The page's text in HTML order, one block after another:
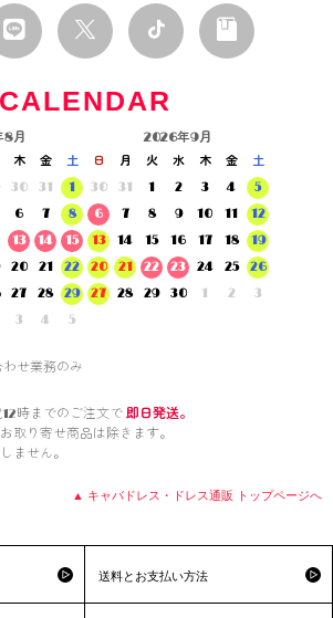
CALENDAR
月
木 金
土
30 31
1
6 7
8
13 14
15
20 21
22
27 28
29
3 4 5
2026年9月
日 月 火 水 木 金
土
30
31 1 2 3 4
5
6
7 8 9 10 11
12
13
14 15 16 17 18
19
20
21 22 23 24 25
26
27
28 29 30 1 2 3
せ業務のみ
時までのご注文で 即日発送。
取り寄せ商品は除きます。
ません。
▲ キャバドレス・ドレス通販 トップページへ
送料とお支払い方法